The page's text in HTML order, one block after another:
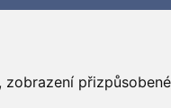
©2026 G&B Beads, s.r.o., vyrobil
práva vyhrazena / All rights reserved